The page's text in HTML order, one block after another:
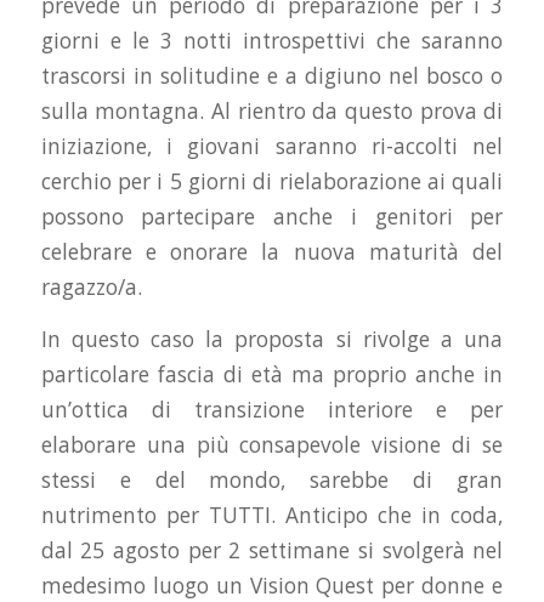
giorni e le 3 notti introspettivi che saranno
trascorsi in solitudine e a digiuno nel bosco o
sulla montagna. Al rientro da questo prova di
iniziazione, i giovani saranno ri-accolti nel
cerchio per i 5 giorni di rielaborazione ai quali
possono partecipare anche i genitori per
celebrare e onorare la nuova maturità del
ragazzo/a.
In questo caso la proposta si rivolge a una
particolare fascia di età ma proprio anche in
un’ottica di transizione interiore e per
elaborare una più consapevole visione di se
stessi e del mondo, sarebbe di gran
nutrimento per TUTTI. Anticipo che in coda,
dal 25 agosto per 2 settimane si svolgerà nel
medesimo luogo un Vision Quest per donne e